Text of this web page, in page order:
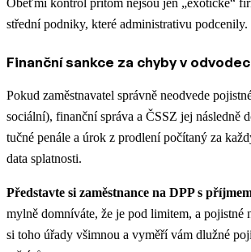
Oběťmi kontrol přitom nejsou jen „exotické“
střední podniky, které administrativu podcenily.
Finanční sankce za chyby v
Pokud zaměstnavatel správně neodvede
sociální), finanční správa a ČSSZ jej následně
tučné penále a úrok z prodlení počítaný za
data splatnosti.
Představte si zaměstnance na DPP s
mylně domníváte, že je pod limitem, a pojistné
si toho úřady všimnou a vyměří vám dlužné